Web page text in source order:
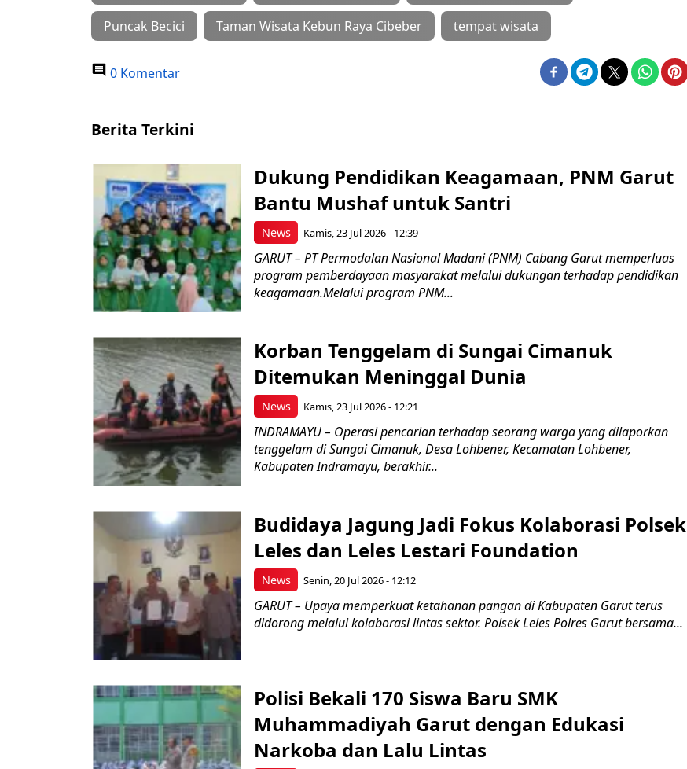
Puncak Becici Taman Wisata Kebun Raya Cibeber tempat wisata
0 Komentar
Berita Terkini
News
Dukung Pendidikan Keagamaan, PNM Garut
Bantu Mushaf untuk Santri
Kamis, 23 Jul 2026 - 12:39
GARUT – PT Permodalan Nasional Madani (PNM) Cabang Garut memperluas
program pemberdayaan masyarakat melalui dukungan terhadap pendidikan
keagamaan.Melalui program PNM...
News
Korban Tenggelam di Sungai Cimanuk
Ditemukan Meninggal Dunia
Kamis, 23 Jul 2026 - 12:21
INDRAMAYU – Operasi pencarian terhadap seorang warga yang dilaporkan
tenggelam di Sungai Cimanuk, Desa Lohbener, Kecamatan Lohbener,
Kabupaten Indramayu, berakhir...
News
Budidaya Jagung Jadi Fokus Kolaborasi Polsek
Leles dan Leles Lestari Foundation
Senin, 20 Jul 2026 - 12:12
GARUT – Upaya memperkuat ketahanan pangan di Kabupaten Garut terus
didorong melalui kolaborasi lintas sektor. Polsek Leles Polres Garut bersama...
Polisi Bekali 170 Siswa Baru SMK
Muhammadiyah Garut dengan Edukasi
Narkoba dan Lalu Lintas